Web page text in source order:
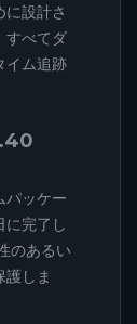
設計さ
すべてダ
イム追跡
パッケー
に完了し
のあるい
しま